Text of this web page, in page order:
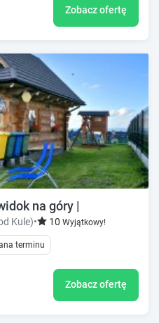
Zobacz ofertę
na góry |
Kule)• 10 Wyjątkowy!
terminu
Zobacz ofertę